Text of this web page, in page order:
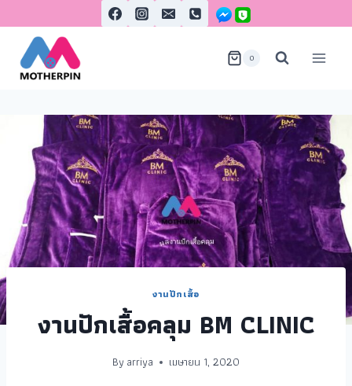
0
งานปักเสื้อ
งานปักเสื้อคลุม BM CLINIC
Byarriya เมษายน 1, 2020